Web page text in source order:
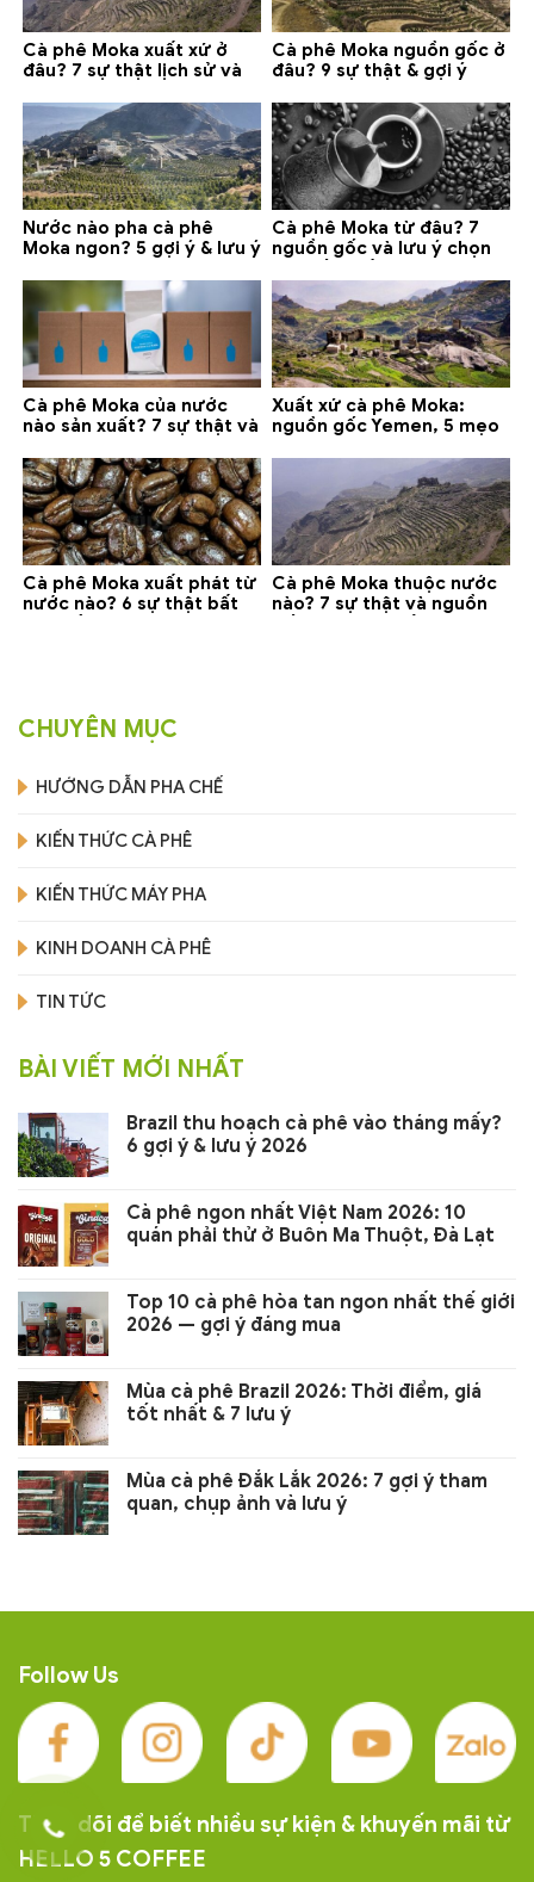
Cà phê Moka xuất xứ ở
đâu? 7 sự thật lịch sử và
Cà phê Moka nguồn gốc ở
đâu? 9 sự thật & gợi ý
Nước nào pha cà phê
Moka ngon? 5 gợi ý & lưu ý
Cà phê Moka từ đâu? 7
nguồn gốc và lưu ý chọn
Cà phê Moka của nước
nào sản xuất? 7 sự thật và
Xuất xứ cà phê Moka:
nguồn gốc Yemen, 5 mẹo
Cà phê Moka xuất phát từ
nước nào? 6 sự thật bất
Cà phê Moka thuộc nước
nào? 7 sự thật và nguồn
CHUYÊN MỤC
HƯỚNG DẪN PHA CHẾ
KIẾN THỨC CÀ PHÊ
KIẾN THỨC MÁY PHA
KINH DOANH CÀ PHÊ
TIN TỨC
BÀI VIẾT MỚI NHẤT
Brazil thu hoạch cà phê vào tháng mấy?
6 gợi ý & lưu ý 2026
Cà phê ngon nhất Việt Nam 2026: 10
quán phải thử ở Buôn Ma Thuột, Đà Lạt
Top 10 cà phê hòa tan ngon nhất thế giới
2026 — gợi ý đáng mua
Mùa cà phê Brazil 2026: Thời điểm, giá
tốt nhất & 7 lưu ý
Mùa cà phê Đắk Lắk 2026: 7 gợi ý tham
quan, chụp ảnh và lưu ý
Follow Us
Theo dõi để biết nhiều sự kiện & khuyến mãi từ
HELLO 5 COFFEE